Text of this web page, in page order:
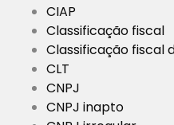
CIAP
Classificação fiscal
Classificação fiscal
CLT
CNPJ
CNPJ inapto